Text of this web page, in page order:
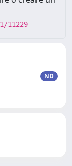
11229
ND